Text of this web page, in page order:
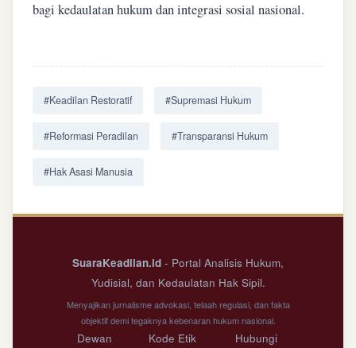
bagi kedaulatan hukum dan integrasi sosial nasional.
#Keadilan Restoratif #Supremasi Hukum
#Reformasi Peradilan #Transparansi Hukum
#Hak Asasi Manusia
SuaraKeadilan.id - Portal Analisis Hukum,
Yudisial, dan Kedaulatan Hak Sipil.
Menyajikan jurnalisme advokasi, telaah regulasi, dan fakta
objektif demi tegaknya kebenaran hukum nasional.
Dewan Kode Etik Hubungi